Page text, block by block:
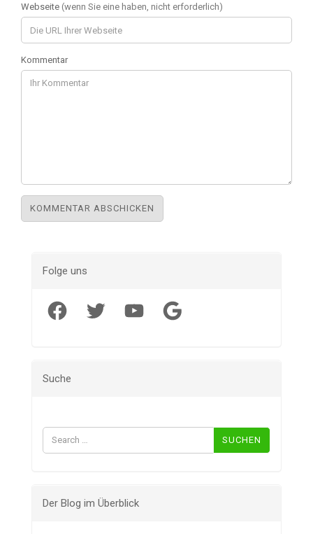
Webseite (wenn Sie eine haben, nicht erforderlich)
Kommentar
Folge uns
Facebook Twitter YouTube Google
Suche
Suchen
nach:
Der Blog im Überblick